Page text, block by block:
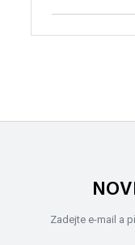
Zadejte e-mail a